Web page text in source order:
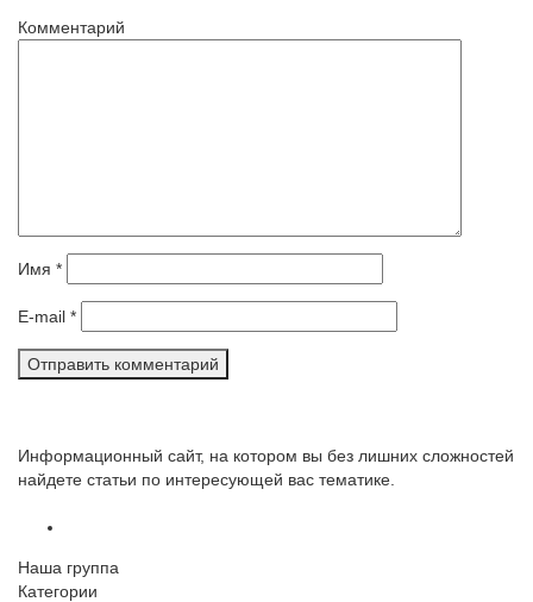
Комментарий
Имя *
E-mail *
Информационный сайт, на котором вы без лишних сложностей
найдете статьи по интересующей вас тематике.
Наша группа
Категории